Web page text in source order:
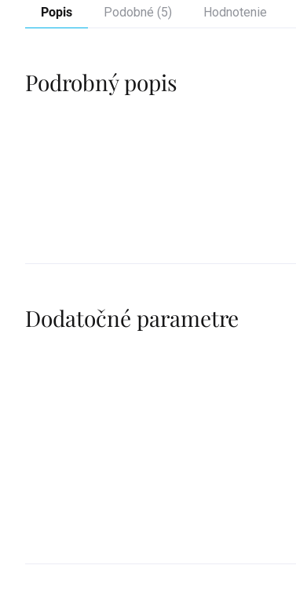
Popis Podobné (5) Hodnotenie
Podrobný popis
Dodatočné parametre